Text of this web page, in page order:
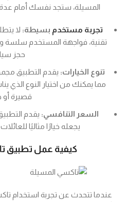
المسيلة، ستجد نفسك أمام
تجربة مستخدم بسيطة: لا
تقنية، فواجهة المستخدم
حجز
تنوع الخيارات: يقدم التطبيق
مما يمكنك من اختيار النوع الذي
قصيرة أو
السعر التنافسي: يقدم
يجعله خيارًا مثاليًا
كيفية عمل تطبيق
عندما تتحدث عن تجربة استخدام